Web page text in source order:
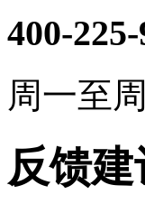
400-
周一至
反馈建